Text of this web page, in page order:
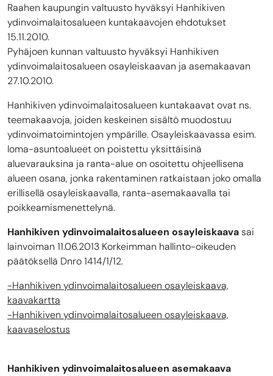
Raahen kaupungin valtuusto hyväksyi Hanhikiven
ydinvoimalaitosalueen kuntakaavojen ehdotukset
15.11.2010.
Pyhäjoen kunnan valtuusto hyväksyi Hanhikiven
ydinvoimalaitosalueen osayleiskaavan ja asemakaavan
27.10.2010.
Hanhikiven ydinvoimalaitosalueen kuntakaavat ovat ns.
teemakaavoja, joiden keskeinen sisältö muodostuu
ydinvoimatoimintojen ympärille. Osayleiskaavassa esim.
loma-asuntoalueet on poistettu yksittäisinä
aluevarauksina ja ranta-alue on osoitettu ohjeellisena
alueen osana, jonka rakentaminen ratkaistaan joko omalla
erillisellä osayleiskaavalla, ranta-asemakaavalla tai
poikkeamismenettelynä.
Hanhikiven ydinvoimalaitosalueen osayleiskaavasai
lainvoiman 11.06.2013 Korkeimman hallinto-oikeuden
päätöksellä Dnro 1414/1/12.
-Hanhikiven ydinvoimalaitosalueen osayleiskaava,
kaavakartta
-Hanhikiven ydinvoimalaitosalueen osayleiskaava,
kaavaselostus
Hanhikiven ydinvoimalaitosalueen asemakaava